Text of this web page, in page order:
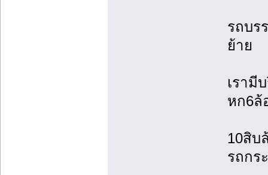
รถบร
ย้าย
เรามี
หก6ล้
10สิบ
รถกร